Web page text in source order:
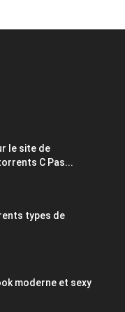
le site de
C Pas...
types de
moderne et sexy